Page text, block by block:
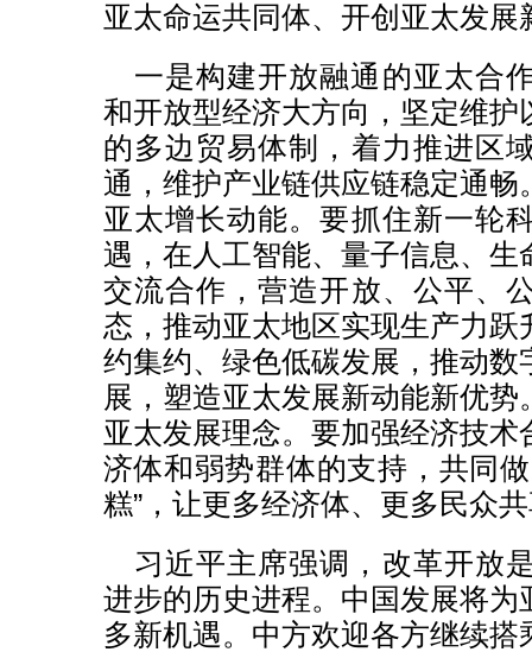
亚太命运共同体、开创亚太发展
一是构建开放融通的亚太合
和开放型经济大方向，坚定维护
的多边贸易体制，着力推进区
通，维护产业链供应链稳定通畅
亚太增长动能。要抓住新一轮
遇，在人工智能、量子信息、生
交流合作，营造开放、公平、
态，推动亚太地区实现生产力跃
约集约、绿色低碳发展，推动数
展，塑造亚太发展新动能新优
亚太发展理念。要加强经济技术
济体和弱势群体的支持，共同
糕”，让更多经济体、更多民众
习近平主席强调，改革开放
进步的历史进程。中国发展将为
多新机遇。中方欢迎各方继续